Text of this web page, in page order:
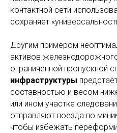
контактной сети
сохраняет
Другим примером
активов
ограниченной пропускной
инфраструктуры
составностью и весом
или ином участке
отправляют поезда по
чтобы избежать